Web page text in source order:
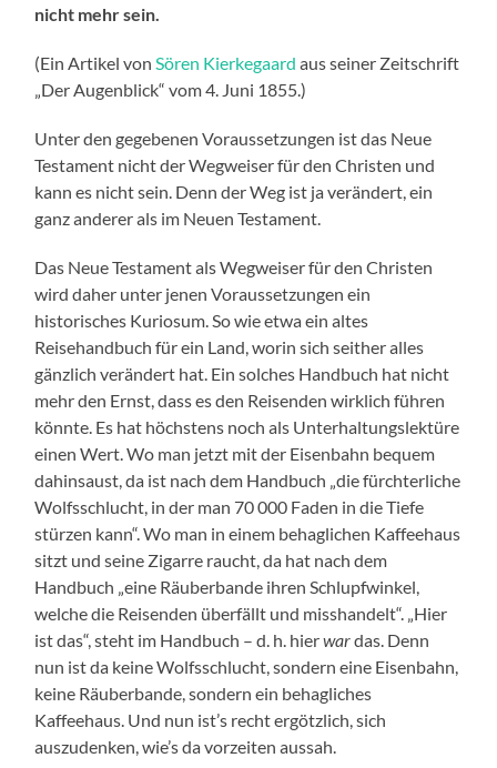
nicht mehr sein.
(Ein Artikel vonSören Kierkegaard aus seiner Zeitschrift
„Der Augenblick“ vom 4. Juni 1855.)
Unter den gegebenen Voraussetzungen ist das Neue
Testament nicht der Wegweiser für den Christen und
kann es nicht sein. Denn der Weg ist ja verändert, ein
ganz anderer als im Neuen Testament.
Das Neue Testament als Wegweiser für den Christen
wird daher unter jenen Voraussetzungen ein
historisches Kuriosum. So wie etwa ein altes
Reisehandbuch für ein Land, worin sich seither alles
gänzlich verändert hat. Ein solches Handbuch hat nicht
mehr den Ernst, dass es den Reisenden wirklich führen
könnte. Es hat höchstens noch als Unterhaltungslektüre
einen Wert. Wo man jetzt mit der Eisenbahn bequem
dahinsaust, da ist nach dem Handbuch „die fürchterliche
Wolfsschlucht, in der man 70 000 Faden in die Tiefe
stürzen kann“. Wo man in einem behaglichen Kaffeehaus
sitzt und seine Zigarre raucht, da hat nach dem
Handbuch „eine Räuberbande ihren Schlupfwinkel,
welche die Reisenden überfällt und misshandelt“. „Hier
ist das“, steht im Handbuch – d. h. hierwardas. Denn
nun ist da keine Wolfsschlucht, sondern eine Eisenbahn,
keine Räuberbande, sondern ein behagliches
Kaffeehaus. Und nun ist’s recht ergötzlich, sich
auszudenken, wie’s da vorzeiten aussah.